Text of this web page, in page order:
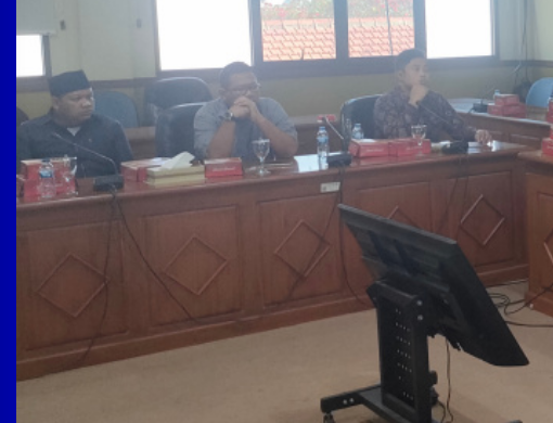
Demi Jajaran Direksi Delta Tirta Yang